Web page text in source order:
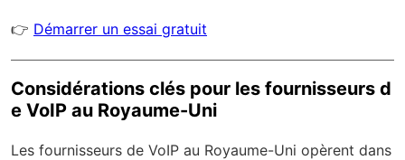
👉 Démarrer un essai gratuit
Considérations clés pour les fournisseurs d
e VoIP au Royaume-Uni
Les fournisseurs de VoIP au Royaume-Uni opèrent dans